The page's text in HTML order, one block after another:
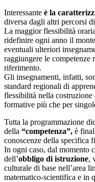
Interessante è la
diversa dagli altri percorsi
La maggior flessibilità
ridefinire ogni anno il
eventuali ulteriori
raggiungere le competenze
riferimento.
Gli insegnamenti, infatti,
standard regionali di
flessibilità nella
formative più che per
Tutta la programmazione
della “competenza”, è
conoscenze della specifica
In ogni caso, dal momento
dell’obbligo di istruzione,
culturale di base nell’area
matematico-scientifica e in